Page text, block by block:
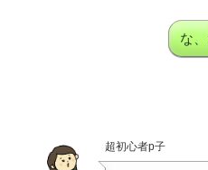
な
超初心者p子